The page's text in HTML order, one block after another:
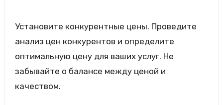
Установите конкурентные цены. Проведите
анализ цен конкурентов и определите
оптимальную цену для ваших услуг. Не
забывайте о балансе между ценой и
качеством.